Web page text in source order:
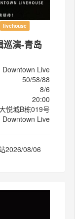
livehouse
巡演-青岛
Downtown Live
50/58/88
8/6
20:00
悦城B栋019号
Downtown Live
2026/08/06